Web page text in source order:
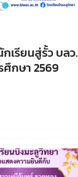
รียนสู่รั้ว บลว.
ศึกษา 2569